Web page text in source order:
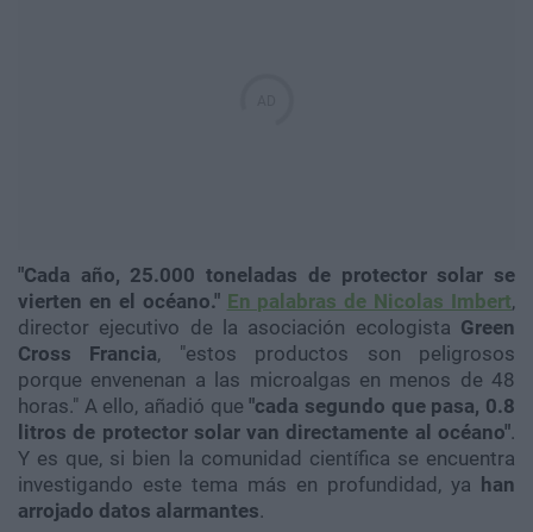
"Cada año, 25.000 toneladas de protector solar se
vierten en el océano." En palabras de Nicolas Imbert,
director ejecutivo de la asociación ecologista Green
Cross Francia, "estos productos son peligrosos
porque envenenan a las microalgas en menos de 48
horas." A ello, añadió que "cada segundo que pasa, 0.8
litros de protector solar van directamente al océano".
Y es que, si bien la comunidad científica se encuentra
investigando este tema más en profundidad, ya han
arrojado datos alarmantes.